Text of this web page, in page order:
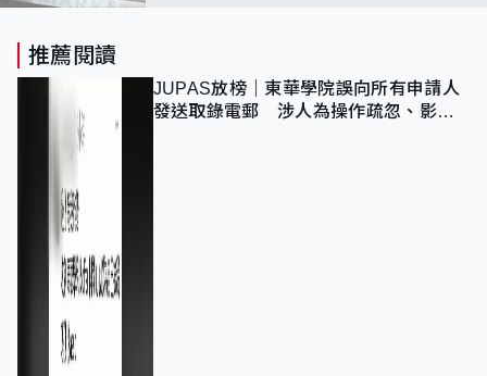
推薦閱讀
JUPAS放榜｜東華學院誤向所有申請人
發送取錄電郵 涉人為操作疏忽、影響